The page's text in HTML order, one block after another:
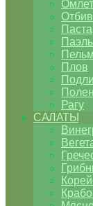
Омлет
Паста
Плов
Рагу
САЛАТЫ